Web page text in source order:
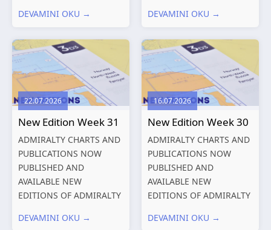
PUBLICATIONS New
Charts published 13
August 2026 Chart
Title, limits
and other remarks
319
International chart
DEVAMINI OKU →
PUBLICATIONS New
Charts published 06
August 2026 Chart Title,
limits and other remarks
1602 China – Chang...
DEVAMINI OKU →
22.07.2026
New Edition Week 31
ADMIRALTY CHARTS AND
PUBLICATIONS NOW
PUBLISHED AND
AVAILABLE NEW
EDITIONS OF ADMIRALTY
PUBLICATIONS New
DEVAMINI OKU →
16.07.2026
New Edition Week 30
ADMIRALTY CHARTS AND
PUBLICATIONS NOW
PUBLISHED AND
AVAILABLE NEW
EDITIONS OF ADMIRALTY
PUBLICATIONS New
DEVAMINI OKU →